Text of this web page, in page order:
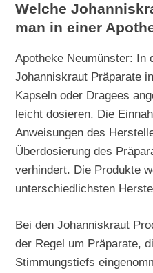
Welche
man in einer
Apotheke Neumünster: In
Johanniskraut Präparate
Kapseln oder Dragees
leicht dosieren. Die
Anweisungen des
Überdosierung des
verhindert. Die Produkte
unterschiedlichsten
Bei den Johanniskraut
der Regel um Präparate,
Stimmungstiefs